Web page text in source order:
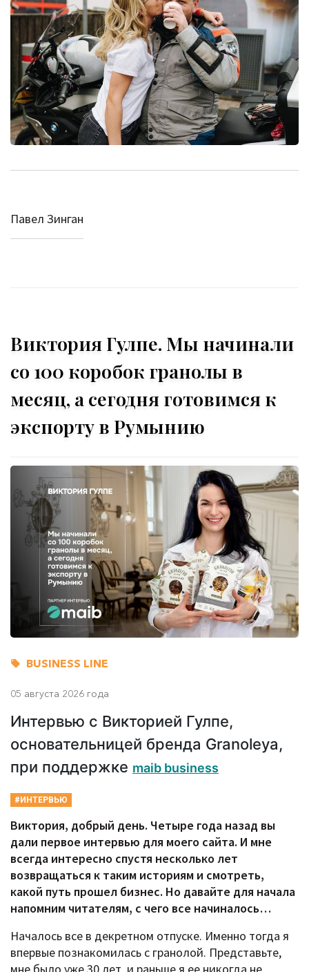
Павел Зинган
BUSINESS LINE
05 августа 2026 года
Виктория Гулпе. Мы начинали
со 100 коробок гранолы в
месяц, а сегодня готовимся к
экспорту в Румынию
Интервью с Викторией Гулпе,
основательницей бренда Granoleya,
при поддержке maib business
#ИНТЕРВЬЮ
Виктория, добрый день. Четыре года назад вы
дали первое интервью для моего сайта. И мне
всегда интересно спустя несколько лет
возвращаться к таким историям и смотреть,
какой путь прошел бизнес. Но давайте для начала
напомним читателям, с чего все начиналось…
Началось все в декретном отпуске. Именно тогда я
впервые познакомилась с гранолой. Представьте,